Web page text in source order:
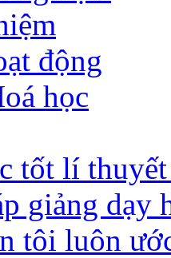
động
học
tốt lí
giảng dạy
tôi luôn